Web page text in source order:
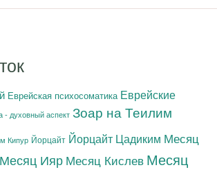
Еврейская психосоматика Еврейские
- духовный аспект Зоар на Теилим
Кипур Йорцайт Йорцайт Цадиким Месяц
Месяц Ияр Месяц Кислев Месяц